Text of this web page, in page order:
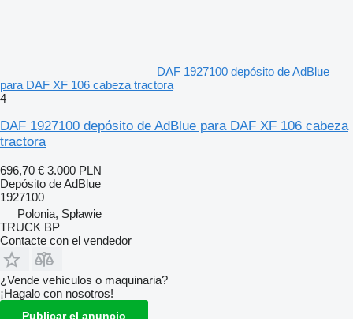
DAF 1927100 depósito de AdBlue
para DAF XF 106 cabeza tractora
4
DAF 1927100 depósito de AdBlue para DAF XF 106 cabeza
tractora
696,70 € 3.000 PLN
Depósito de AdBlue
1927100
Polonia, Spławie
TRUCK BP
Contacte con el vendedor
¿Vende vehículos o maquinaria?
¡Hagalo con nosotros!
Publicar el anuncio